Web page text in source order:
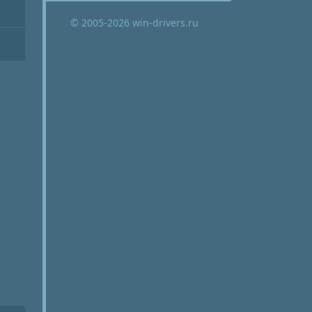
© 2005-2026 win-drivers.ru